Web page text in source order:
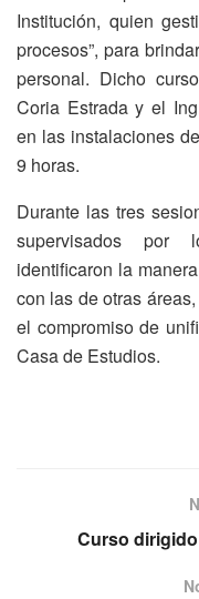
Institución, quien
procesos”, para
personal. Dicho
Coria Estrada y el
en las instalaciones
9 horas.
Durante las tres
supervisados por
identificaron la
con las de otras
el compromiso de
Casa de Estudios.
Curso